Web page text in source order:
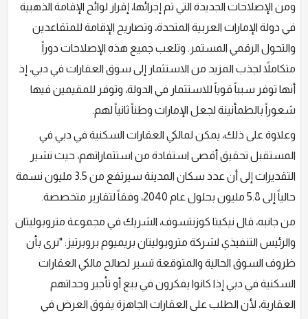
ومن الإصلاحات الجديدة التي تم إجرائها، إقرار لوائح الإقامة الذهبية
في دولة الإمارات العربية المتحدة، وتصاريح الإقامة للمتقاعدين
والتحول الرقمي المستمر. وتلعب جميع هذه الإصلاحات دوراً
متكاملاً لجذب المزيد من الاستثمار إلى سوق العقارات في دبي، إذ
أنها توفر سبباً قوياً للاستثمار في الدولة، وتوفر للمقيمين فيها
شعوراً بالطمأنينة لجعل الإمارات وطناً ثانياً لهم.
وعلاوة على ذلك، يمكن لمالكي العقارات السكنية في دبي في
المستقبل تحقيق أقصى استفادة من استثماراتهم، حيث تشير
التقديرات إلى أن عدد سكان المدينة سيرتفع من 3.5 مليون نسمة
حالياً إلى 5.8 مليون بحلول عام 2040، وفقاً لتقارير متخصصة.
من جانبه، قال نيكيتا كوزنتسوف، الشريك في مجموعة متروبوليتان
والرئيس التنفيذي لشركة متروبوليتان بريميوم بروبرتيز: "نرى بأن
ظروف السوق الحالية والمتوقعة تسير لصالح مالكي العقارات
السكنية في دبي إذا كانوا يفكرون في بيع أو تأجير وحداتهم
العقارية، لأن الطلب على العقارات الجاهزة يفوق العرض في